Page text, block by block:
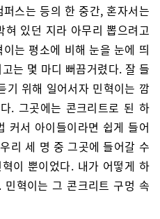
스는 등의 한 중간, 혼자서는
있던 지라 아무리 뽑으려고
는 평소에 비해 눈을 눈에 띄
는 몇 마디 뻐끔거렸다. 잘 들
기 위해 일어서자 민혁이는 깜
. 그곳에는 콘크리트로 된 하
커서 아이들이라면 쉽게 들어
리 세 명 중 그곳에 들어갈 수
이 뿐이었다. 내가 어떻게 하
혁이는 그 콘크리트 구멍 속